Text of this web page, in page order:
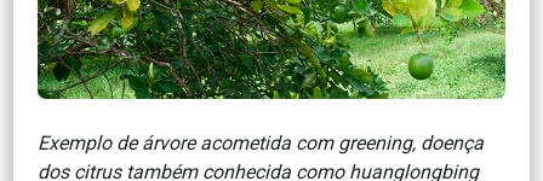
Exemplo de árvore acometida com greening, doença
dos citrus também conhecida como huanglongbing